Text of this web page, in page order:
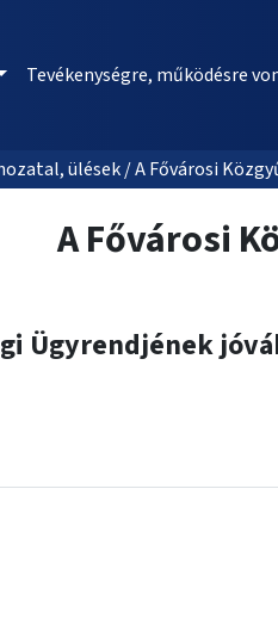
Tevékenységre, működésre
ülések / A Fővárosi
A Fővárosi
Ügyrendjének